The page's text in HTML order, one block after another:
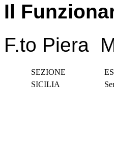
Il
F.to Piera
SEZIONE
SICILIA